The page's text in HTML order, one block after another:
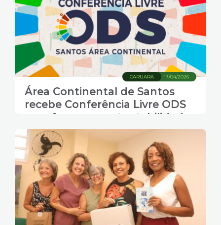
17/04/2026
CARUARA
Área Continental de Santos
recebe Conferência Livre ODS
com foco em sustentabilidade
ambiental